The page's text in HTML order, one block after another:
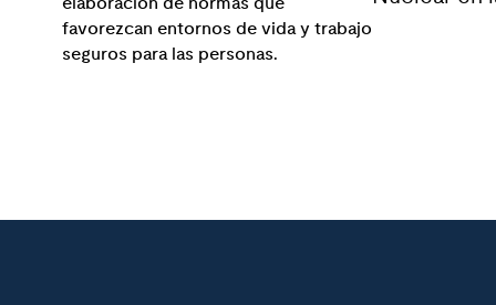
favorezcan entornos de vida y trabajo
seguros para las personas.